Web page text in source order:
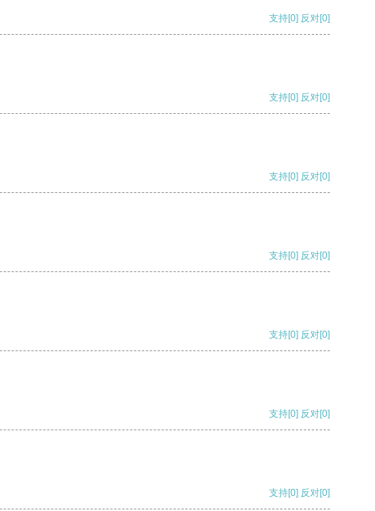
支持[0] 反对[0]
支持[0] 反对[0]
支持[0] 反对[0]
支持[0] 反对[0]
支持[0] 反对[0]
支持[0] 反对[0]
支持[0] 反对[0]